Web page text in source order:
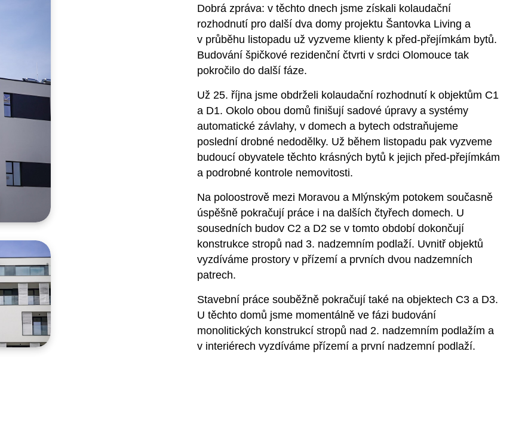
Dobrá zpráva: vtěchto dnech jsme získali kolaudační
rozhodnutí pro další dva domyprojektu Šantovka Living a
v průběhu listopadu už vyzveme klienty k před-přejímkám bytů.
Budování špičkové rezidenční čtvrti v srdci Olomouce tak
pokročilo do další fáze.
Už 25. října jsme obdrželi kolaudační rozhodnutík objektům C1
a D1. Okolo obou domů finišují sadové úpravy a systémy
automatické závlahy, v domech a bytech odstraňujeme
poslední drobné nedodělky. Už během listopadu pak vyzveme
budoucí obyvatele těchto krásných bytů kjejich před-přejímkám
a podrobné kontrole nemovitosti.
Na poloostrově mezi Moravou a Mlýnským potokem současně
úspěšně pokračují práce i na dalších čtyřech domech. U
sousedních budov C2 aD2 se v tomto období dokončují
konstrukcestropů nad 3. nadzemním podlaží. Uvnitř objektů
vyzdíváme prostory v přízemí a prvních dvou nadzemních
patrech.
Stavební práce souběžně pokračují takéna objektech C3 a D3.
U těchto domů jsme momentálně ve fázi budování
monolitických konstrukcí stropů nad 2. nadzemním podlažím a
v interiérech vyzdíváme přízemí a první nadzemní podlaží.